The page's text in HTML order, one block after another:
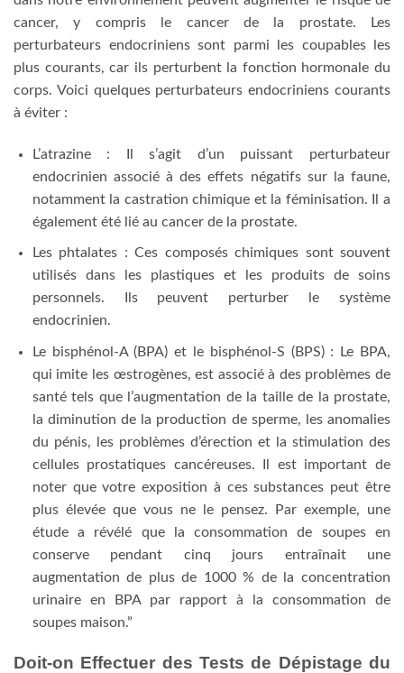
cancer, y compris le cancer de la prostate. Les
perturbateurs endocriniens sont parmi les coupables les
plus courants, car ils perturbent la fonction hormonale du
corps. Voici quelques perturbateurs endocriniens courants
à éviter :
L’atrazine : Il s’agit d’un puissant perturbateur
endocrinien associé à des effets négatifs sur la faune,
notamment la castration chimique et la féminisation. Il a
également été lié au cancer de la prostate.
Les phtalates : Ces composés chimiques sont souvent
utilisés dans les plastiques et les produits de soins
personnels. Ils peuvent perturber le système
endocrinien.
Le bisphénol-A (BPA) et le bisphénol-S (BPS) : Le BPA,
qui imite les œstrogènes, est associé à des problèmes de
santé tels que l’augmentation de la taille de la prostate,
la diminution de la production de sperme, les anomalies
du pénis, les problèmes d’érection et la stimulation des
cellules prostatiques cancéreuses. Il est important de
noter que votre exposition à ces substances peut être
plus élevée que vous ne le pensez. Par exemple, une
étude a révélé que la consommation de soupes en
conserve pendant cinq jours entraînait une
augmentation de plus de 1000 % de la concentration
urinaire en BPA par rapport à la consommation de
soupes maison.”
Doit-on Effectuer des Tests de Dépistage du